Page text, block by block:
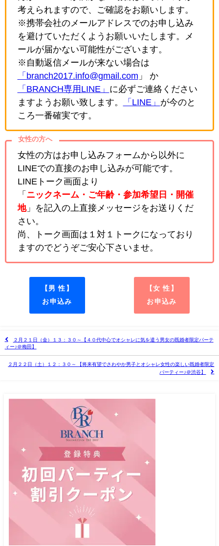
考えられますので、ご確認をお願いします。
※携帯会社のメールアドレスでのお申し込み
を避けていただくようお願いいたします。メ
ールが届かない可能性がございます。
※自動返信メールが来ない場合は
「branch2017.info@gmail.com 」 か
「BRANCH専用LINE」 に必ずご連絡ください
ますようお願い致します。
「LINE」 が今のと
ころ一番確実です。
女性の方へ
女性の方はお申し込みフォームから以外に
LINEでの直接のお申し込みが可能です。
LINEトーク画面より
「 ニックネーム・ご年齢・参加希望日・開催
地」を記入の上直接メッセージをお送りくだ
さい。
尚、トーク画面は１対１トークになっており
ますのでどうぞご安心下さいませ。
【男 性】
お申込み
【女 性】
お申込み
２月２１日（金）１３：３０～【４０代中心でオシャレに気を遣う男女の既婚者限定パーテ
ィー♪＠梅田】
２月２２日（土）１２：３０～ 【将来有望でさわやか男子とオシャレ女性の楽しい既婚者限定
パーティー♪＠渋谷】